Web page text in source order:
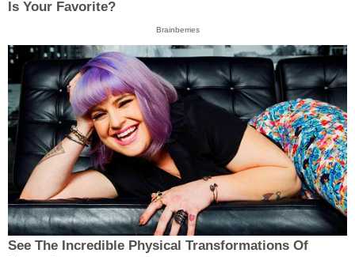
Is Your Favorite?
Brainberries
See The Incredible Physical Transformations Of